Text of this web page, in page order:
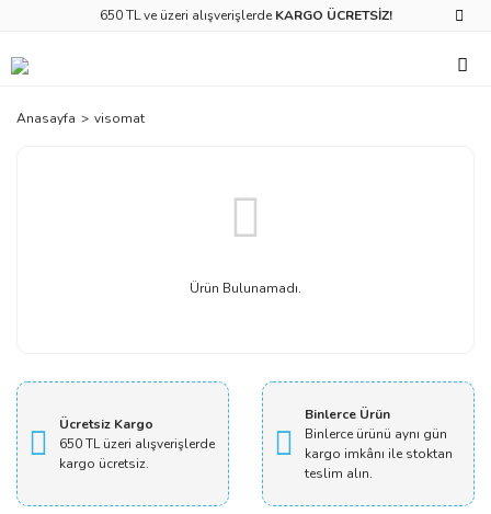
650 TL ve üzeri alışverişlerde KARGO ÜCRETSİZ!
Anasayfa visomat
Ürün Bulunamadı.
Ücretsiz Kargo
650 TL üzeri alışverişlerde
kargo ücretsiz.
Binlerce Ürün
Binlerce ürünü aynı gün
kargo imkânı ile stoktan
teslim alın.